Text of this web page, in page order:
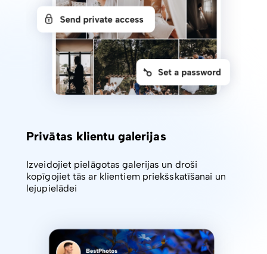
Privātas klientu galerijas
Izveidojiet pielāgotas galerijas un droši
kopīgojiet tās ar klientiem priekšskatīšanai un
lejupielādei